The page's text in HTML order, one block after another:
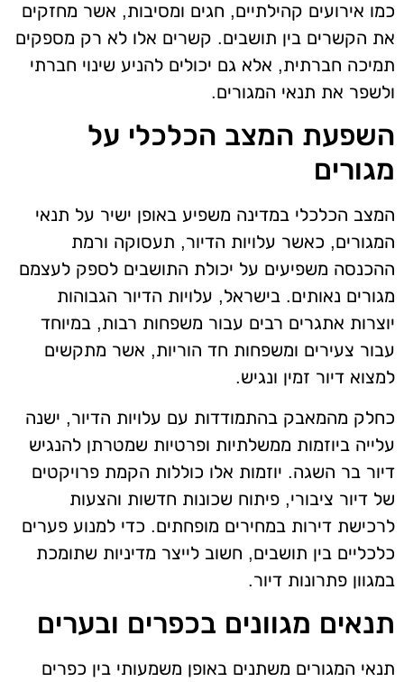
כמו אירועים קהילתיים, חגים ומסיבות, אשר מחזקים
את הקשרים בין תושבים. קשרים אלו לא רק מספקים
תמיכה חברתית, אלא גם יכולים להניע שינוי חברתי
ולשפר את תנאי המגורים.
השפעת המצב הכלכלי על
מגורים
המצב הכלכלי במדינה משפיע באופן ישיר על תנאי
המגורים, כאשר עלויות הדיור, תעסוקה ורמת
ההכנסה משפיעים על יכולת התושבים לספק לעצמם
מגורים נאותים. בישראל, עלויות הדיור הגבוהות
יוצרות אתגרים רבים עבור משפחות רבות, במיוחד
עבור צעירים ומשפחות חד הוריות, אשר מתקשים
למצוא דיור זמין ונגיש.
כחלק מהמאבק בהתמודדות עם עלויות הדיור, ישנה
עלייה ביוזמות ממשלתיות ופרטיות שמטרתן להנגיש
דיור בר השגה. יוזמות אלו כוללות הקמת פרויקטים
של דיור ציבורי, פיתוח שכונות חדשות והצעות
לרכישת דירות במחירים מופחתים. כדי למנוע פערים
כלכליים בין תושבים, חשוב לייצר מדיניות שתומכת
במגוון פתרונות דיור.
תנאים מגוונים בכפרים ובערים
תנאי המגורים משתנים באופן משמעותי בין כפרים